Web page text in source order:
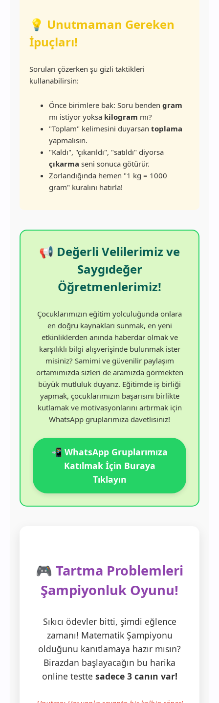
💡 Unutmaman Gereken
İpuçları!
Soruları çözerken şu gizli taktikleri
kullanabilirsin:
Önce birimlere bak: Soru benden gram
mı istiyor yoksa kilogram mı?
"Toplam" kelimesini duyarsan toplama
yapmalısın.
"Kaldı", "çıkarıldı", "satıldı" diyorsa
çıkarma seni sonuca götürür.
Zorlandığında hemen "1 kg = 1000
gram" kuralını hatırla!
📢 Değerli Velilerimiz ve
Saygıdeğer
Öğretmenlerimiz!
Çocuklarımızın eğitim yolculuğunda onlara
en doğru kaynakları sunmak, en yeni
etkinliklerden anında haberdar olmak ve
karşılıklı bilgi alışverişinde bulunmak ister
misiniz? Samimi ve güvenilir paylaşım
ortamımızda sizleri de aramızda görmekten
büyük mutluluk duyarız. Eğitimde iş birliği
yapmak, çocuklarımızın başarısını birlikte
kutlamak ve motivasyonlarını artırmak için
WhatsApp gruplarımıza davetlisiniz!
📲 WhatsApp Gruplarımıza
Katılmak İçin Buraya
Tıklayın
🎮 Tartma Problemleri
Şampiyonluk Oyunu!
Sıkıcı ödevler bitti, şimdi eğlence
zamanı! Matematik Şampiyonu
olduğunu kanıtlamaya hazır mısın?
Birazdan başlayacağın bu harika
online testte sadece 3 canın var!